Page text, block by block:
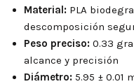
Material: PLA
descomposición
Peso preciso: 0.33
alcance y precisión
Diámetro: 5.95 ± 0.01